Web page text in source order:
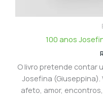
100 anos
O livro pretende contar
Josefina
afeto, amor,